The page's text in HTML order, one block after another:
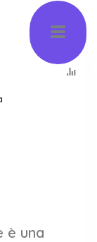
è una